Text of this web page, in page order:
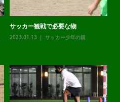
サッカー観戦で必要な物
2023.01.13 サッカー少年の親